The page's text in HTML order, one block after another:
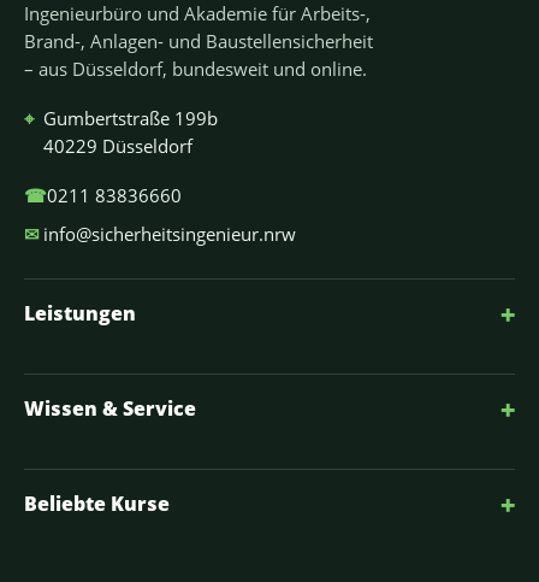
Ingenieurbüro und Akademie für Arbeits-,
Brand-, Anlagen- und Baustellensicherheit
– aus Düsseldorf, bundesweit und online.
⌖ Gumbertstraße 199b
40229 Düsseldorf
☎0211 83836660
✉ info@sicherheitsingenieur.nrw
Leistungen +
Wissen & Service +
Beliebte Kurse +